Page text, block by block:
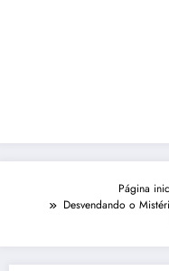
Página
Desvendando o